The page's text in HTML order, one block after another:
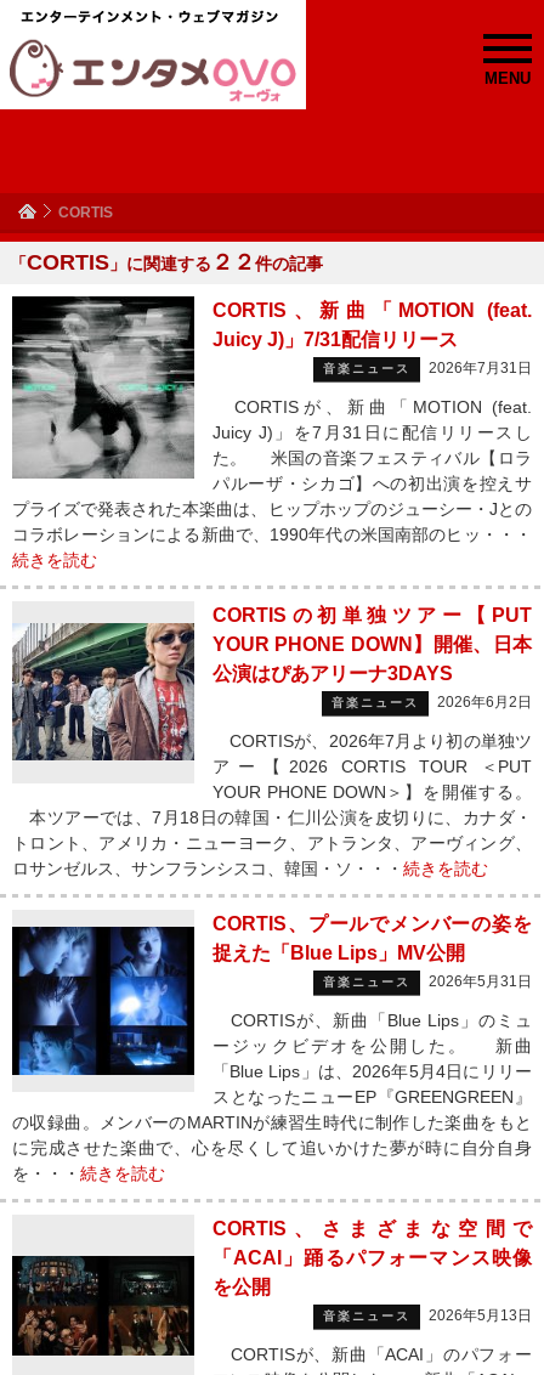
MENU
CORTIS
「CORTIS 」に関連する ２２件の記事
CORTIS、新曲「MOTION (feat.
Juicy J)」7/31配信リリース
音楽ニュース 2026年7月31日
CORTISが、新曲「MOTION (feat.
Juicy J)」を7月31日に配信リリースし
た。 米国の音楽フェスティバル【ロラ
パルーザ・シカゴ】への初出演を控えサ
プライズで発表された本楽曲は、ヒップホップのジューシー・Jとの
コラボレーションによる新曲で、1990年代の米国南部のヒッ・・・
続きを読む
CORTISの初単独ツアー【PUT
YOUR PHONE DOWN】開催、日本
公演はぴあアリーナ3DAYS
音楽ニュース 2026年6月2日
CORTISが、2026年7月より初の単独ツ
アー【2026 CORTIS TOUR ＜PUT
YOUR PHONE DOWN＞】を開催する。
本ツアーでは、7月18日の韓国・仁川公演を皮切りに、カナダ・
トロント、アメリカ・ニューヨーク、アトランタ、アーヴィング、
ロサンゼルス、サンフランシスコ、韓国・ソ・・・ 続きを読む
CORTIS、プールでメンバーの姿を
捉えた「Blue Lips」MV公開
音楽ニュース 2026年5月31日
CORTISが、新曲「Blue Lips」のミュ
ージックビデオを公開した。 新曲
「Blue Lips」は、2026年5月4日にリリー
スとなったニューEP『GREENGREEN』
の収録曲。メンバーのMARTINが練習生時代に制作した楽曲をもと
に完成させた楽曲で、心を尽くして追いかけた夢が時に自分自身
を・・・ 続きを読む
CORTIS、さまざまな空間で
「ACAI」踊るパフォーマンス映像
を公開
音楽ニュース 2026年5月13日
CORTISが、新曲「ACAI」のパフォー